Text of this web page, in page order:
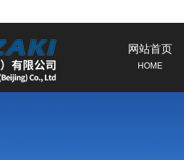
网站首页
HOME